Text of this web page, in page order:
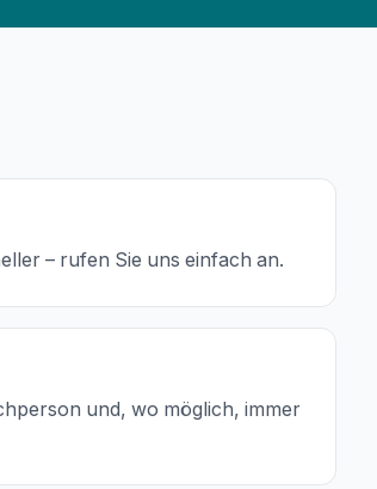
– rufen Sie uns einfach an.
und, wo möglich, immer